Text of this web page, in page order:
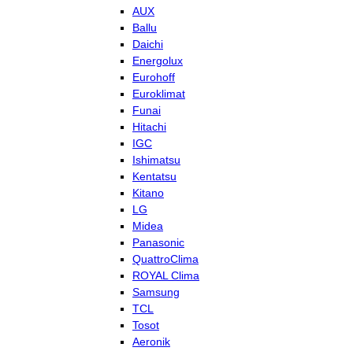
AUX
Ballu
Daichi
Energolux
Eurohoff
Euroklimat
Funai
Hitachi
IGC
Ishimatsu
Kentatsu
Kitano
LG
Midea
Panasonic
QuattroClima
ROYAL Clima
Samsung
TCL
Tosot
Aeronik